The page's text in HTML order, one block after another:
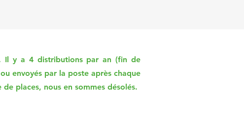
Il y a 4 distributions par an (fin de
envoyés par la poste après chaque
places, nous en sommes désolés.